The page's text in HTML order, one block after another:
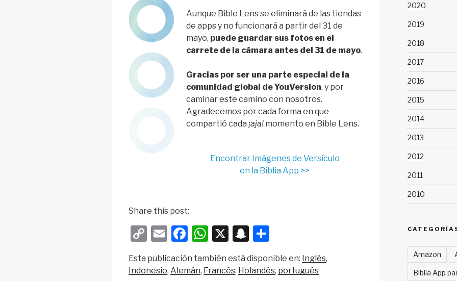
Aunque Bible Lens se eliminará de las tiendas
de apps y no funcionará a partir del 31 de
mayo, puede guardar sus fotos en el
carrete de la cámara antes del 31 de mayo.
Gracias por ser una parte especial de la
comunidad global de YouVersion, y por
caminar este camino con nosotros.
Agradecemos por cada forma en que
compartió cada¡aja! momento en Bible Lens.
Encontrar Imágenes de Versículo
en la Biblia App >>
Share this post:
C
p
E
m
ail
F
a
c
W
h
at
X
S
n
a
h
ar
Esta publicación también está disponible en: Inglés
Indonesio Alemán Francés Holandés portugués
2020
2019
2018
2017
2016
2015
2014
2013
2012
2011
2010
Amazon
Biblia App